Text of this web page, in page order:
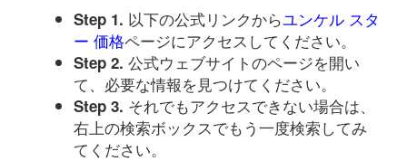
Step 1. 以下の公式リンクからユンケル スタ
ー 価格ページにアクセスしてください。
Step 2. 公式ウェブサイトのページを開い
て、必要な情報を見つけてください。
Step 3. それでもアクセスできない場合は、
右上の検索ボックスでもう一度検索してみ
てください。